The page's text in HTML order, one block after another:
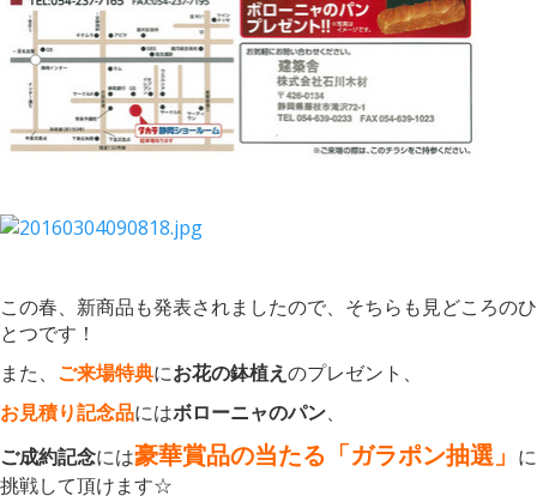
この春、新商品も発表されましたので、そちらも見どころのひ
とつです！
また、 ご来場特典にお花の鉢植えのプレゼント、
お見積り記念品にはボローニャのパン、
ご成約記念には豪華賞品の当たる「ガラポン抽選」 に
挑戦して頂けます☆